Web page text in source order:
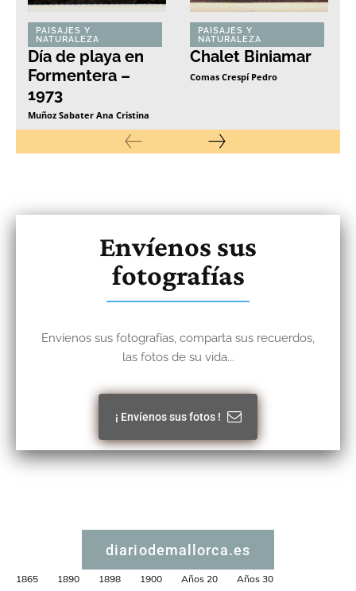
PAISAJES Y
NATURALEZA
Día de playa en
Formentera –
1973
Muñoz Sabater Ana Cristina
PAISAJES Y
NATURALEZA
Chalet Biniamar
Comas Crespí Pedro
Envíenos sus
fotografías
Envíenos sus fotografías, comparta sus recuerdos,
las fotos de su vida...
¡ Envíenos sus fotos !
diariodemallorca.es
1865 1890 1898 1900 Años 20
Años 30